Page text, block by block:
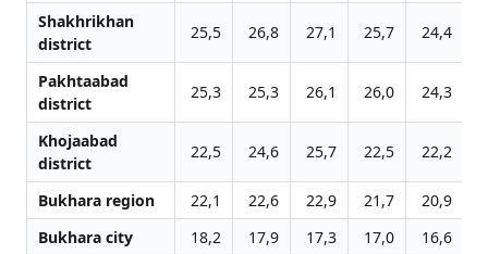
Shakhrikhan
district
25,5 26,8 27,1 25,7 24,4
Pakhtaabad
district
25,3 25,3 26,1 26,0 24,3
Khojaabad
district
22,5 24,6 25,7 22,5 22,2
Bukhara region 22,1 22,6 22,9 21,7 20,9
Bukhara city
18,2 17,9 17,3 17,0 16,6